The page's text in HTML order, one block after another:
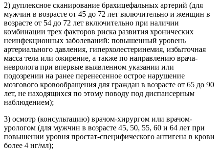
2) дуплексное сканирование брахицефальных артерий (для
мужчин в возрасте от 45 до 72 лет включительно и женщин в
возрасте от 54 до 72 лет включительно при наличии
комбинации трех факторов риска развития хронических
неинфекционных заболеваний: повышенный уровень
артериального давления, гиперхолестеринемия, избыточная
масса тела или ожирение, а также по направлению врача-
невролога при впервые выявленном указании или
подозрении на ранее перенесенное острое нарушение
мозгового кровообращения для граждан в возрасте от 65 до 90
лет, не находящихся по этому поводу под диспансерным
наблюдением);
3) осмотр (консультацию) врачом-хирургом или врачом-
урологом (для мужчин в возрасте 45, 50, 55, 60 и 64 лет при
повышении уровня простат-специфического антигена в крови
более 4 нг/мл);